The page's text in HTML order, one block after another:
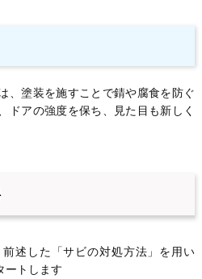
、塗装を施すことで錆や腐食を防ぐ
ドアの強度を保ち、見た目も新しく
述した「サビの対処方法」を用い
ートします